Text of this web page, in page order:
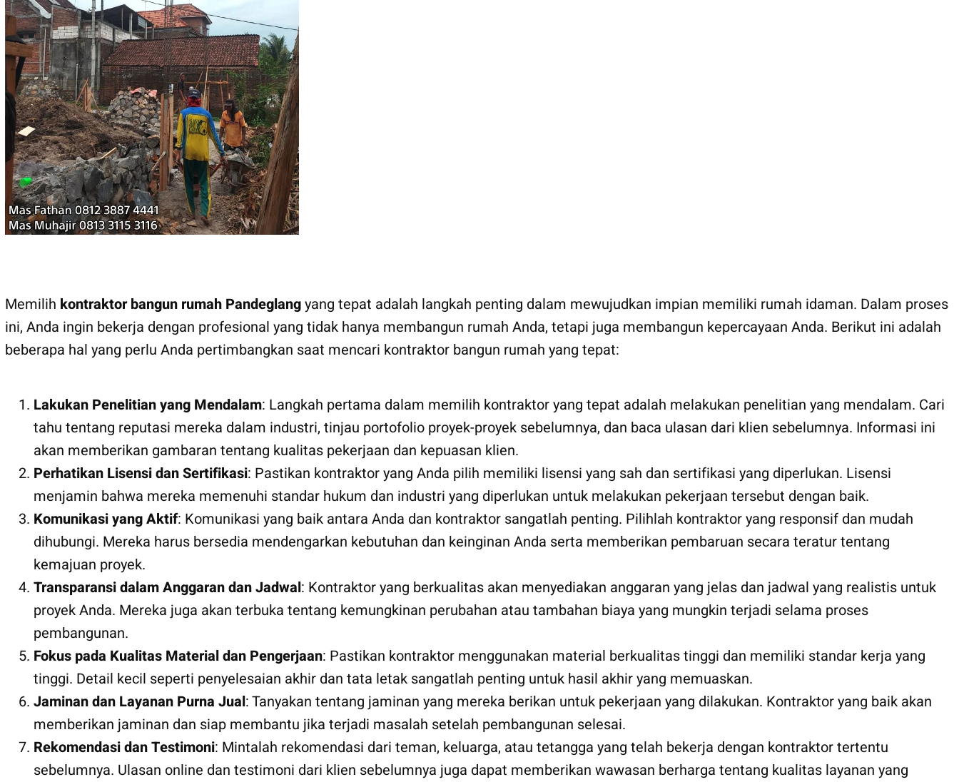
Memilih kontraktor bangun rumah Pandeglangyang tepat adalah langkah penting dalam mewujudkan impian memiliki rumah idaman. Dalam proses
ini, Anda ingin bekerja dengan profesional yang tidak hanya membangun rumah Anda, tetapi juga membangun kepercayaan Anda. Berikut ini adalah
beberapa hal yang perlu Anda pertimbangkan saat mencari kontraktor bangun rumah yang tepat:
Lakukan Penelitian yang Mendalam: Langkah pertama dalam memilih kontraktor yang tepat adalah melakukan penelitian yang mendalam. Cari
tahu tentang reputasi mereka dalam industri, tinjau portofolio proyek-proyek sebelumnya, dan baca ulasan dari klien sebelumnya. Informasi ini
akan memberikan gambaran tentang kualitas pekerjaan dan kepuasan klien.
Perhatikan Lisensi dan Sertifikasi: Pastikan kontraktor yang Anda pilih memiliki lisensi yang sah dan sertifikasi yang diperlukan. Lisensi
menjamin bahwa mereka memenuhi standar hukum dan industri yang diperlukan untuk melakukan pekerjaan tersebut dengan baik.
Komunikasi yang Aktif: Komunikasi yang baik antara Anda dan kontraktor sangatlah penting. Pilihlah kontraktor yang responsif dan mudah
dihubungi. Mereka harus bersedia mendengarkan kebutuhan dan keinginan Anda serta memberikan pembaruan secara teratur tentang
kemajuan proyek.
Transparansi dalam Anggaran dan Jadwal: Kontraktor yang berkualitas akan menyediakan anggaran yang jelas dan jadwal yang realistis untuk
proyek Anda. Mereka juga akan terbuka tentang kemungkinan perubahan atau tambahan biaya yang mungkin terjadi selama proses
pembangunan.
Fokus pada Kualitas Material dan Pengerjaan: Pastikan kontraktor menggunakan material berkualitas tinggi dan memiliki standar kerja yang
tinggi. Detail kecil seperti penyelesaian akhir dan tata letak sangatlah penting untuk hasil akhir yang memuaskan.
Jaminan dan Layanan Purna Jual: Tanyakan tentang jaminan yang mereka berikan untuk pekerjaan yang dilakukan. Kontraktor yang baik akan
memberikan jaminan dan siap membantu jika terjadi masalah setelah pembangunan selesai.
Rekomendasi dan Testimoni: Mintalah rekomendasi dari teman, keluarga, atau tetangga yang telah bekerja dengan kontraktor tertentu
sebelumnya. Ulasan online dan testimoni dari klien sebelumnya juga dapat memberikan wawasan berharga tentang kualitas layanan yang